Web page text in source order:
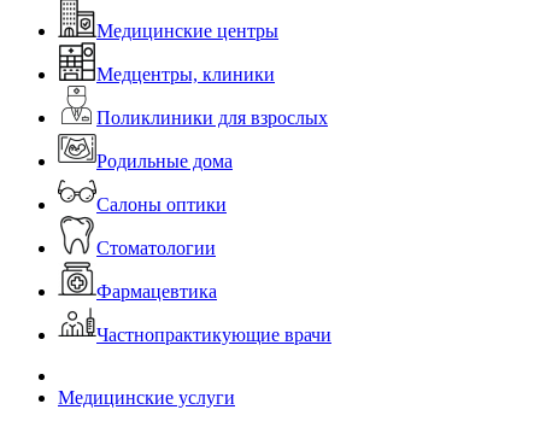
Медицинские центры
Медцентры, клиники
Поликлиники для взрослых
Родильные дома
Салоны оптики
Стоматологии
Фармацевтика
Частнопрактикующие врачи
Медицинские услуги